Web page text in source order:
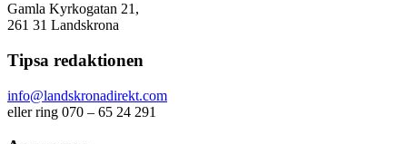
Gamla Kyrkogatan 21,
261 31 Landskrona
Tipsa redaktionen
info@landskronadirekt.com
eller ring 070 – 65 24 291